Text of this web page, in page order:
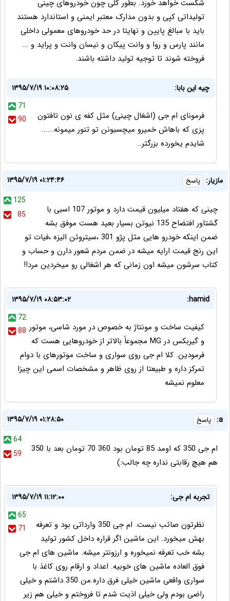
شکست خواهد خورد. بطور کلی چون خودروهای چینی
تولیداتی کپی و بدون مدارک معتبر ایمنی و استاندارد هستند
باید با مبالغ پایین و نهایتا در حد خودروهای معمولی داخلی
مانند پارس و روا و وانت پیکان و نیسان وانت و پراید و ...
فروخته شوند تا توجیه تولید داشته باشند.
چيه اين بابا:
۱۳۹۵/۷/۱۹ ۱۰:۰۸:۲۵
71
90
فرموناى ام جى (اشغال چينى) مثل كفه ى نون تافتون
پزى كه باهاش خميرو ميچسبونن تو تنور ميمونه......
شايدم يخورده بزرگتر..
مازیار: پاسخ
۱۳۹۵/۷/۱۹ ۰۱:۲۴:۴۶
125
85
چینی که هفتاد میلیون قیمت دارد و موتور 107 اسبی با
گشتاور افتضاح 135 نیوتن بسیار بعید هست موفق بشه
ضمن اینکه خودرو هایی مثل پژو 301 ،سیتروئن الیزه ،فیات تو
این رنج قیمت ارایه میشه در ضمن مردم شعور دارن و حساب و
کتاب سرشون میشه اون زمانی که هر اشغالی رو میخردین مرد!!
hamid:
۱۳۹۵/۷/۱۹ ۰۸:۵۳:۰۲
72
88 کیفیت ساخت و مونتاژ به خصوص در مورد شاسی، موتور
و گیربکس در MG مجموعاً بالاتر از خودروهایی هست که
فرمودین. کلا ام جی روی سواری و ساخت موتورهای با دوام
تمرکز داره و طبیعتا از روی ظاهر و مشخصات اسمی این چیزا
معلوم نمیشه
a: پاسخ
۱۳۹۵/۷/۱۹ ۰۱:۲۸:۵۰
64
59
ام جی 350 که اومد 85 تومان بود 360 70 تومان بعد با 350
هم هیچ رقابتی نداره چه جالب:)
تجربه ام جی:
۱۳۹۵/۷/۱۹ ۱۱:۱۲:۰۰
65
71
نظرتون صائب نیست. ام جی 350 وارداتی بود و تعرفه
بهش میخورد. این ماشین اگر قراره داخل کشور تولید
بشه خب تعرفه نمیخوره و ارزونتر میشه. ماشین های ام جی
فوق العاده ماشین های خوبیه. اعداد و ارقام روی کاغذ با
سواری واقعی ماشین خیلی فرق داره.من 350 داشتم و خیلی
راضی بودم ولی خیلی اذیت شدم تا فروختم و خیلی هم زیر